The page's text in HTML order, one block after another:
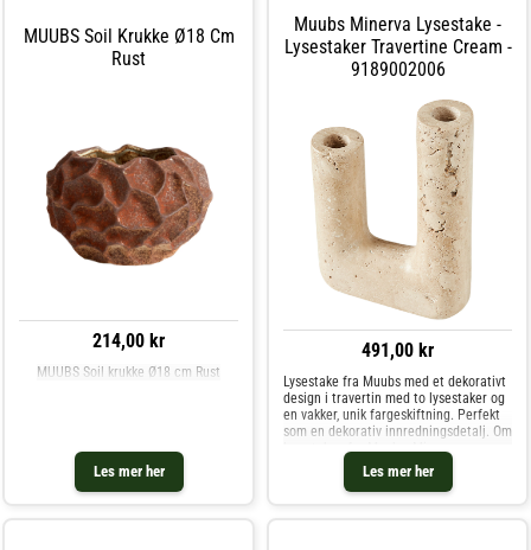
MUUBS Soil Krukke Ø18 Cm
Rust
214,00 kr
Les mer her
MUUBS Soil krukke Ø18 cm Rust
Muubs Minerva Lysestake -
Lysestaker Travertine Cream -
9189002006
491,00 kr
Les mer her
Lysestake fra Muubs med et dekorativt
design i travertin med to lysestaker og
en vakker, unik fargeskiftning. Perfekt
som en dekorativ innredningsdetalj. Om
verdsatt for den unike looken.
Vedlikeholdsinstruksjoner for
lysestaken- Rengjøres med en fuktig